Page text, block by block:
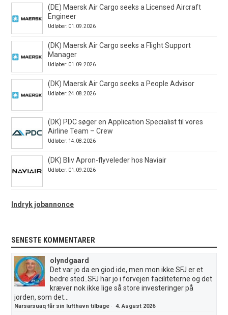
(DE) Maersk Air Cargo seeks a Licensed Aircraft
Engineer
Udløber: 01.09.2026
(DK) Maersk Air Cargo seeks a Flight Support
Manager
Udløber: 01.09.2026
(DK) Maersk Air Cargo seeks a People Advisor
Udløber: 24.08.2026
(DK) PDC søger en Application Specialist til vores
Airline Team – Crew
Udløber: 14.08.2026
(DK) Bliv Apron-flyveleder hos Naviair
Udløber: 01.09.2026
Indryk jobannonce
SENESTE KOMMENTARER
olyndgaard
Det var jo da en giod ide, men mon ikke SFJ er et
bedre sted..SFJ har jo i forvejen faciliteterne og det
kræver nok ikke lige så store investeringer på
jorden, som det...
Narsarsuaq får sin lufthavn tilbage ·4. August 2026